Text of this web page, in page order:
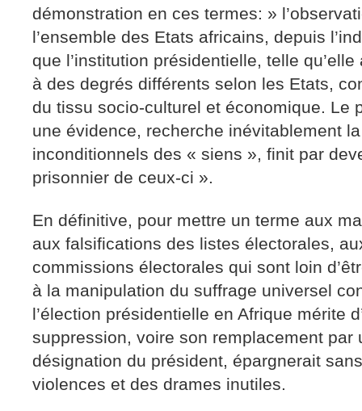
démonstration en ces termes: »
l’ensemble des Etats africains, depuis
que l’institution présidentielle, telle
à des degrés différents selon les Etats,
du tissu socio-culturel et économique. Le
une évidence, recherche inévitablement
inconditionnels des « siens », finit par
prisonnier de ceux-ci ».
En définitive, pour mettre un terme aux
aux falsifications des listes électorales,
commissions électorales qui sont loin
à la manipulation du suffrage universel
l’élection présidentielle en Afrique mérite
suppression, voire son remplacement par
désignation du président, épargnerait
violences et des drames inutiles.